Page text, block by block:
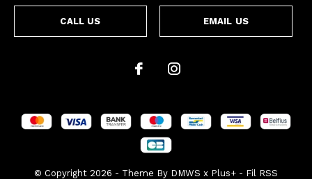
CALL US EMAIL US
© Copyright 2026 - Theme By DMWS x Plus+ - Fil RSS